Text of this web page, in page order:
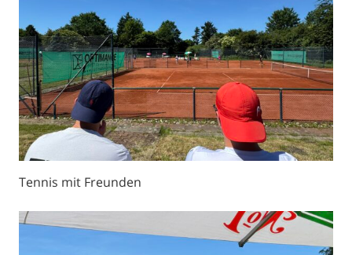
Tennis mit Freunden